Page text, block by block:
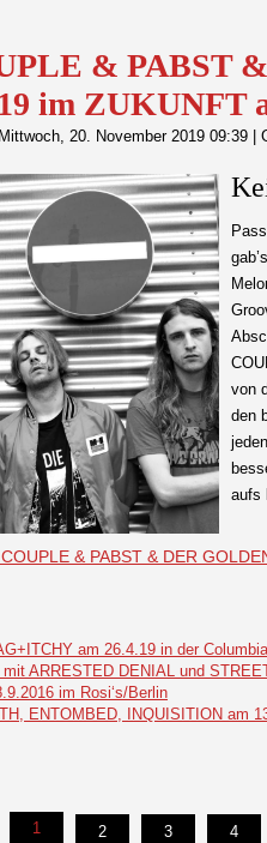
& PABST
im ZUKUNFT
20. November 2019 09:39
von
den
aufs
& PABST & DER
am 26.4.19 in der
ARRESTED DENIAL und
im Rosi‘s/Berlin
ENTOMBED, INQUISITION am
1 2 3 4